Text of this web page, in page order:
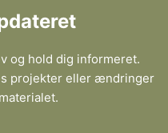
og hold dig informeret.
projekter eller ændringer